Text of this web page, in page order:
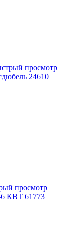
просмотр
24610
просмотр
КВТ 61773